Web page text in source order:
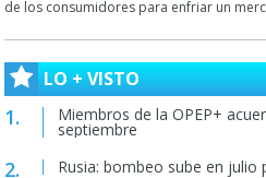
de los consumidores para enfriar un
LO + VISTO
Miembros de la OPEP+
septiembre
Rusia: bombeo sube en